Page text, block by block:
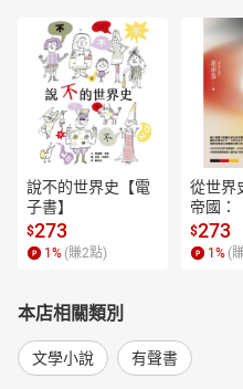
說不的世界史【電
子書】
$273
1 % (賺2點)
從世界
帝國：
起」的
【電子
$273
1 % (
本店相關類別
文學小說 有聲書